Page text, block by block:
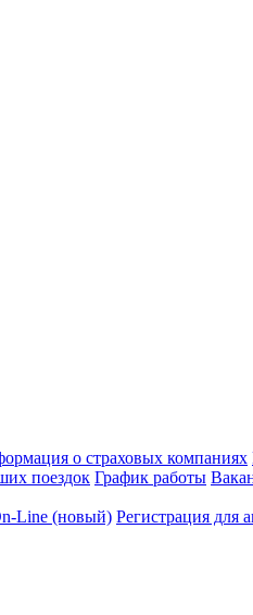
о страховых компаниях
поездок График работы
Line (новый) Регистрация для